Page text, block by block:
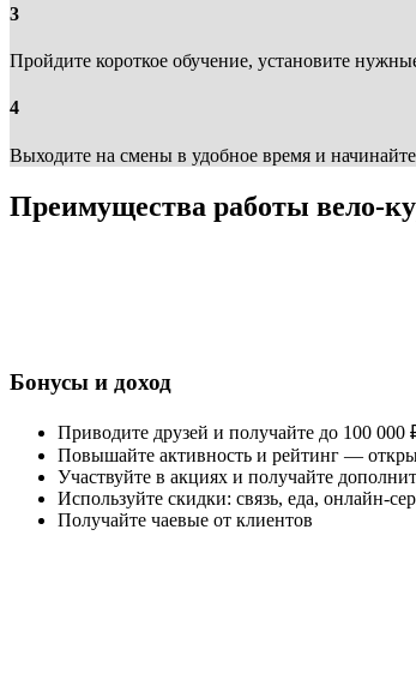
3
Пройдите короткое обучение, установите
4
Выходите на смены в удобное время и
Преимущества работы вело-
Бонусы и доход
Приводите друзей и получайте до 100 000
Повышайте активность и рейтинг —
Участвуйте в акциях и получайте
Используйте скидки: связь, еда, онлайн-
Получайте чаевые от клиентов